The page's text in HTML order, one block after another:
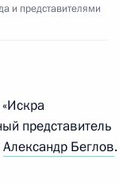
и представителями
представитель
Александр Беглов.